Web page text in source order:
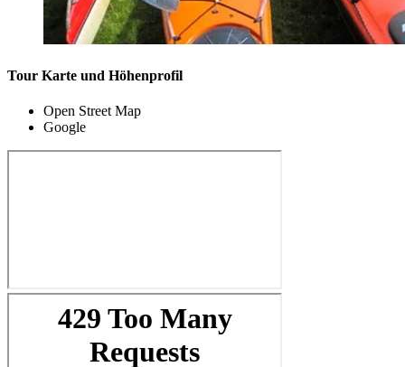
Tour Karte und Höhenprofil
Open Street Map
Google